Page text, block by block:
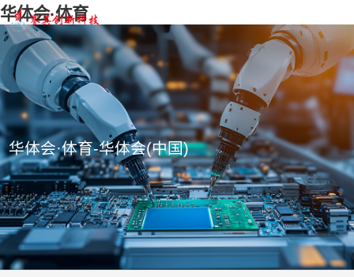
华体会·体育
华体会·体育-华体会(中国)